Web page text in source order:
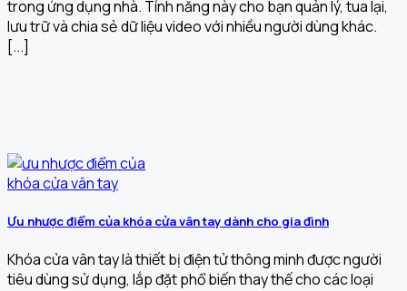
trong ứng dụng nhà. Tính năng này cho bạn quản lý, tua lại,
lưu trữ và chia sẻ dữ liệu video với nhiều người dùng khác.
[...]
Ưu nhược điểm của khóa cửa vân tay dành cho gia đình
Khóa cửa vân tay là thiết bị điện tử thông minh được người
tiêu dùng sử dụng, lắp đặt phổ biến thay thế cho các loại